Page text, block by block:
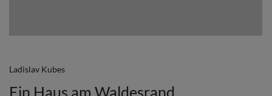
Ladislav Kubes
Ein Haus am Waldesrand